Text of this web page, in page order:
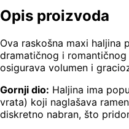
Opis proizvoda
Ova raskošna maxi
dramatičnog i
osigurava volumen i
Gornji dio: Haljina ima
vrata) koji naglašava
diskretno nabran, što